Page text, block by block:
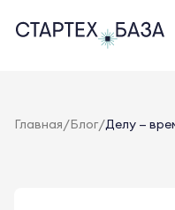
Главная/Блог/Делу —